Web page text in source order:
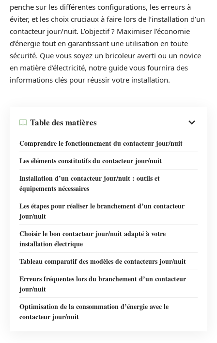
penche sur les différentes configurations, les erreurs à
éviter, et les choix cruciaux à faire lors de l’installation d’un
contacteur jour/nuit. L’objectif ? Maximiser l’économie
d’énergie tout en garantissant une utilisation en toute
sécurité. Que vous soyez un bricoleur averti ou un novice
en matière d’électricité, notre guide vous fournira des
informations clés pour réussir votre installation.
Table des matières
Comprendre le fonctionnement du contacteur jour/nuit
Les éléments constitutifs du contacteur jour/nuit
Installation d’un contacteur jour/nuit : outils et
équipements nécessaires
Les étapes pour réaliser le branchement d’un contacteur
jour/nuit
Choisir le bon contacteur jour/nuit adapté à votre
installation électrique
Tableau comparatif des modèles de contacteurs jour/nuit
Erreurs fréquentes lors du branchement d’un contacteur
jour/nuit
Optimisation de la consommation d’énergie avec le
contacteur jour/nuit